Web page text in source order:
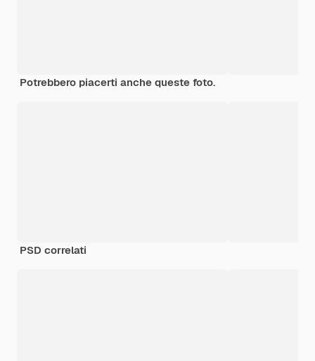
Potrebbero piacerti anche queste foto.
PSD correlati